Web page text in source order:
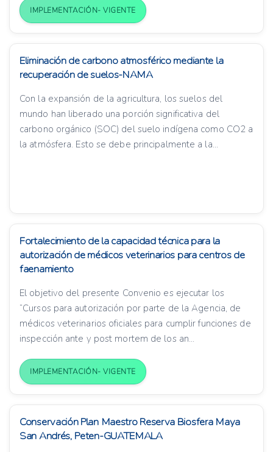
IMPLEMENTACIÓN- VIGENTE
Eliminación de carbono atmosférico mediante la
recuperación de suelos-NAMA
Con la expansión de la agricultura, los suelos del
mundo han liberado una porción significativa del
carbono orgánico (SOC) del suelo indígena como CO2 a
la atmósfera. Esto se debe principalmente a la...
Fortalecimiento de la capacidad técnica para la
autorización de médicos veterinarios para centros de
faenamiento
El objetivo del presente Convenio es ejecutar los
“Cursos para autorización por parte de la Agencia, de
médicos veterinarios oficiales para cumplir funciones de
inspección ante y post mortem de los an...
IMPLEMENTACIÓN- VIGENTE
Conservación Plan Maestro Reserva Biosfera Maya
San Andrés, Peten-GUATEMALA